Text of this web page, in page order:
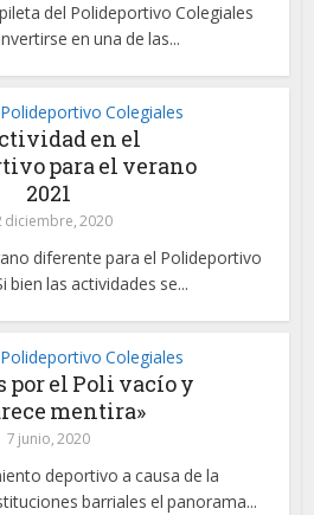
del Polideportivo Colegiales
en una de las...
Polideportivo Colegiales
en el
para el verano
2021
diciembre, 2020
diferente para el Polideportivo
bien las actividades se...
Polideportivo Colegiales
por el Poli vacío y
mentira»
7 junio, 2020
deportivo a causa de la
barriales el panorama...